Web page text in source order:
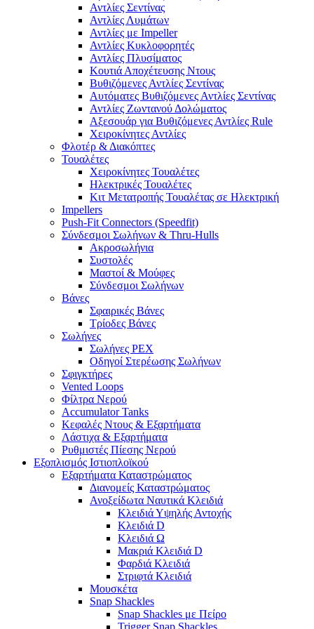
Αντλίες Σεντίνας
Αντλίες Λυμάτων
Αντλίες με Impeller
Αντλίες Κυκλοφορητές
Αντλίες Πλυσίματος
Κουτιά Αποχέτευσης Ντους
Βυθιζόμενες Αντλίες Σεντίνας
Αυτόματες Βυθιζόμενες Αντλίες Σεντίνας
Αντλίες Ζωντανού Δολώματος
Αξεσουάρ για Βυθιζόμενες Αντλίες Rule
Χειροκίνητες Αντλίες
Φλοτέρ & Διακόπτες
Τουαλέτες
Χειροκίνητες Τουαλέτες
Ηλεκτρικές Τουαλέτες
Κιτ Μετατροπής Τουαλέτας σε Ηλεκτρική
Impellers
Push-Fit Connectors (Speedfit)
Σύνδεσμοι Σωλήνων & Thru-Hulls
Ακροσωλήνια
Συστολές
Μαστοί & Μούφες
Σύνδεσμοι Σωλήνων
Βάνες
Σφαιρικές Βάνες
Τρίοδες Βάνες
Σωλήνες
Σωλήνες PEX
Οδηγοί Στερέωσης Σωλήνων
Σφιγκτήρες
Vented Loops
Φίλτρα Νερού
Accumulator Tanks
Κεφαλές Ντους & Εξαρτήματα
Λάστιχα & Εξαρτήματα
Ρυθμιστές Πίεσης Νερού
Εξοπλισμός Ιστιοπλοϊκού
Εξαρτήματα Καταστρώματος
Διανομείς Καταστρώματος
Ανοξείδωτα Ναυτικά Κλειδιά
Κλειδιά Υψηλής Αντοχής
Κλειδιά D
Κλειδιά Ω
Μακριά Κλειδιά D
Φαρδιά Κλειδιά
Στριφτά Κλειδιά
Μουσκέτα
Snap Shackles
Snap Shackles με Πείρο